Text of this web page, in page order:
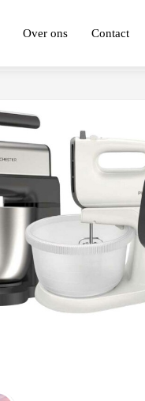
Over ons Contact